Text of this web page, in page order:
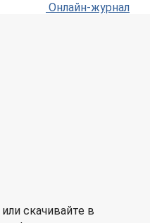
Онлайн-журнал
скачивайте в